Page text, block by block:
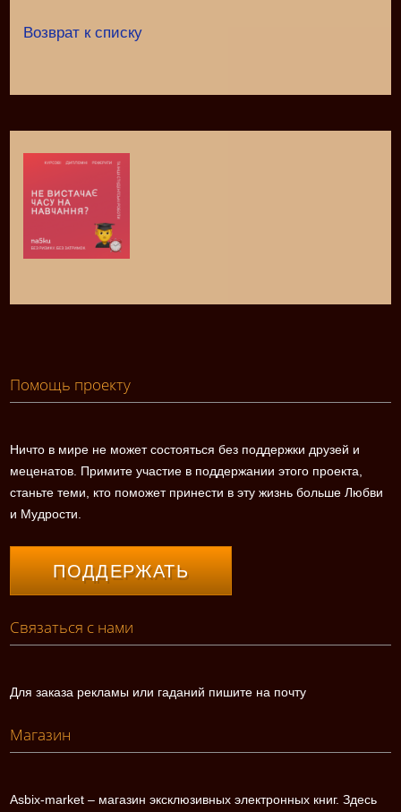
Возврат к списку
Помощь проекту
Ничто в мире не может состояться без поддержки друзей и
меценатов. Примите участие в поддержании этого проекта,
станьте теми, кто поможет принести в эту жизнь больше Любви
и Мудрости.
ПОДДЕРЖАТЬ
Связаться с нами
Для заказа рекламы или гаданий пишите на почту
Магазин
Asbix-market – магазин эксклюзивных электронных книг. Здесь